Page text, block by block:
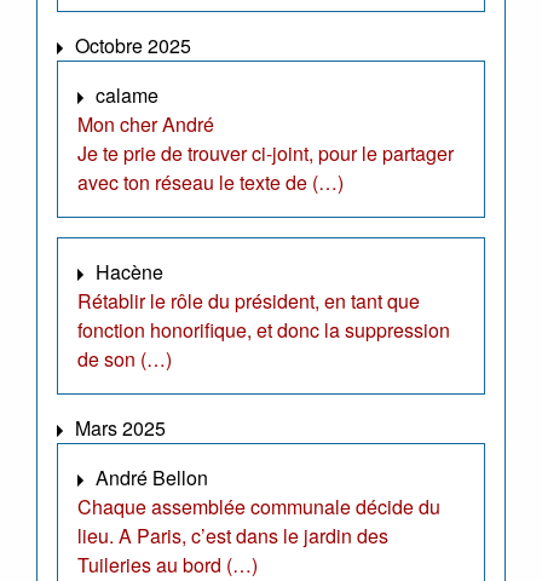
Octobre 2025
calame
Mon cher André
Je te prie de trouver ci-joint, pour le partager
avec ton réseau le texte de (…)
Hacène
Rétablir le rôle du président, en tant que
fonction honorifique, et donc la suppression
de son (…)
Mars 2025
André Bellon
Chaque assemblée communale décide du
lieu. A Paris, c’est dans le jardin des
Tuileries au bord (…)